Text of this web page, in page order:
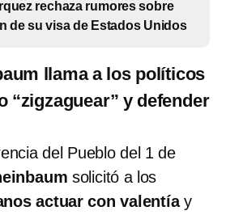
rechaza rumores sobre
de su visa de Estados Unidos
llama a los políticos
“zigzaguear” y defender
del Pueblo del 1 de
solicitó a los
actuar con valentíay